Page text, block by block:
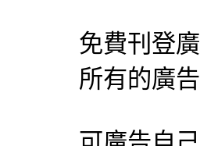
免費刊登
所有的廣